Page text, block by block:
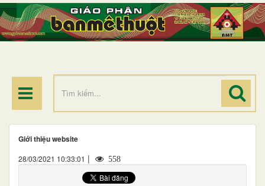
TRANG NHẤT
GIỚI THIỆU
DÒNG TU
ĐOÀN THỂ CG
ĐIỂM HÀNH HƯƠNG
Giới thiệu website
28/03/2021 10:33:01 | 558